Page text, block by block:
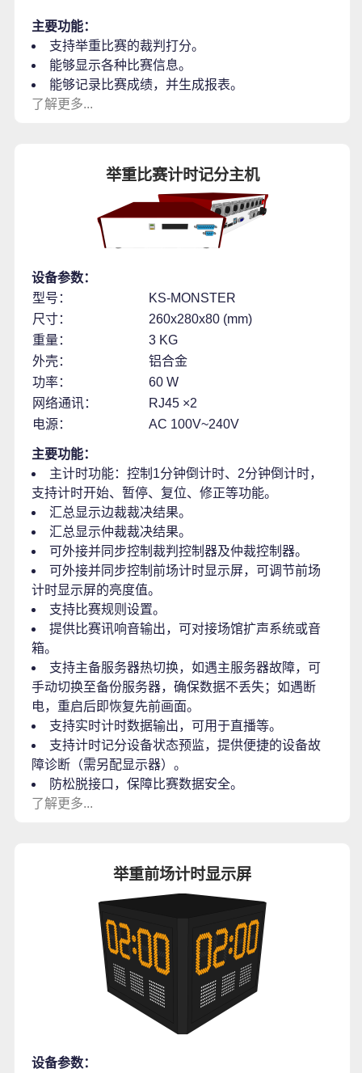
主要功能：
支持举重比赛的裁判打分。
能够显示各种比赛信息。
能够记录比赛成绩，并生成报表。
了解更多...
举重比赛计时记分主机
设备参数：
型号：
KS-MONSTER
尺寸：
260x280x80 (mm)
重量：
3 KG
外壳：
铝合金
功率：
60 W
网络通讯：
RJ45 ×2
电源：
AC 100V~240V
主要功能：
主计时功能：控制1分钟倒计时、2分钟倒计时，
支持计时开始、暂停、复位、修正等功能。
汇总显示边裁裁决结果。
汇总显示仲裁裁决结果。
可外接并同步控制裁判控制器及仲裁控制器。
可外接并同步控制前场计时显示屏，可调节前场
计时显示屏的亮度值。
支持比赛规则设置。
提供比赛讯响音输出，可对接场馆扩声系统或音
箱。
支持主备服务器热切换，如遇主服务器故障，可
手动切换至备份服务器，确保数据不丢失；如遇断
电，重启后即恢复先前画面。
支持实时计时数据输出，可用于直播等。
支持计时记分设备状态预监，提供便捷的设备故
障诊断（需另配显示器）。
防松脱接口，保障比赛数据安全。
了解更多...
举重前场计时显示屏
设备参数：